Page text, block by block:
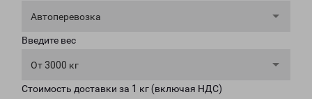
Автоперевозка
Введите вес
От 3000 кг
Стоимость доставки за 1 кг (включая НДС)